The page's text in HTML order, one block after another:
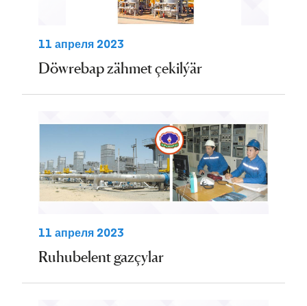
11 апреля 2023
Döwrebap zähmet çekilýär
11 апреля 2023
Ruhubelent gazçylar